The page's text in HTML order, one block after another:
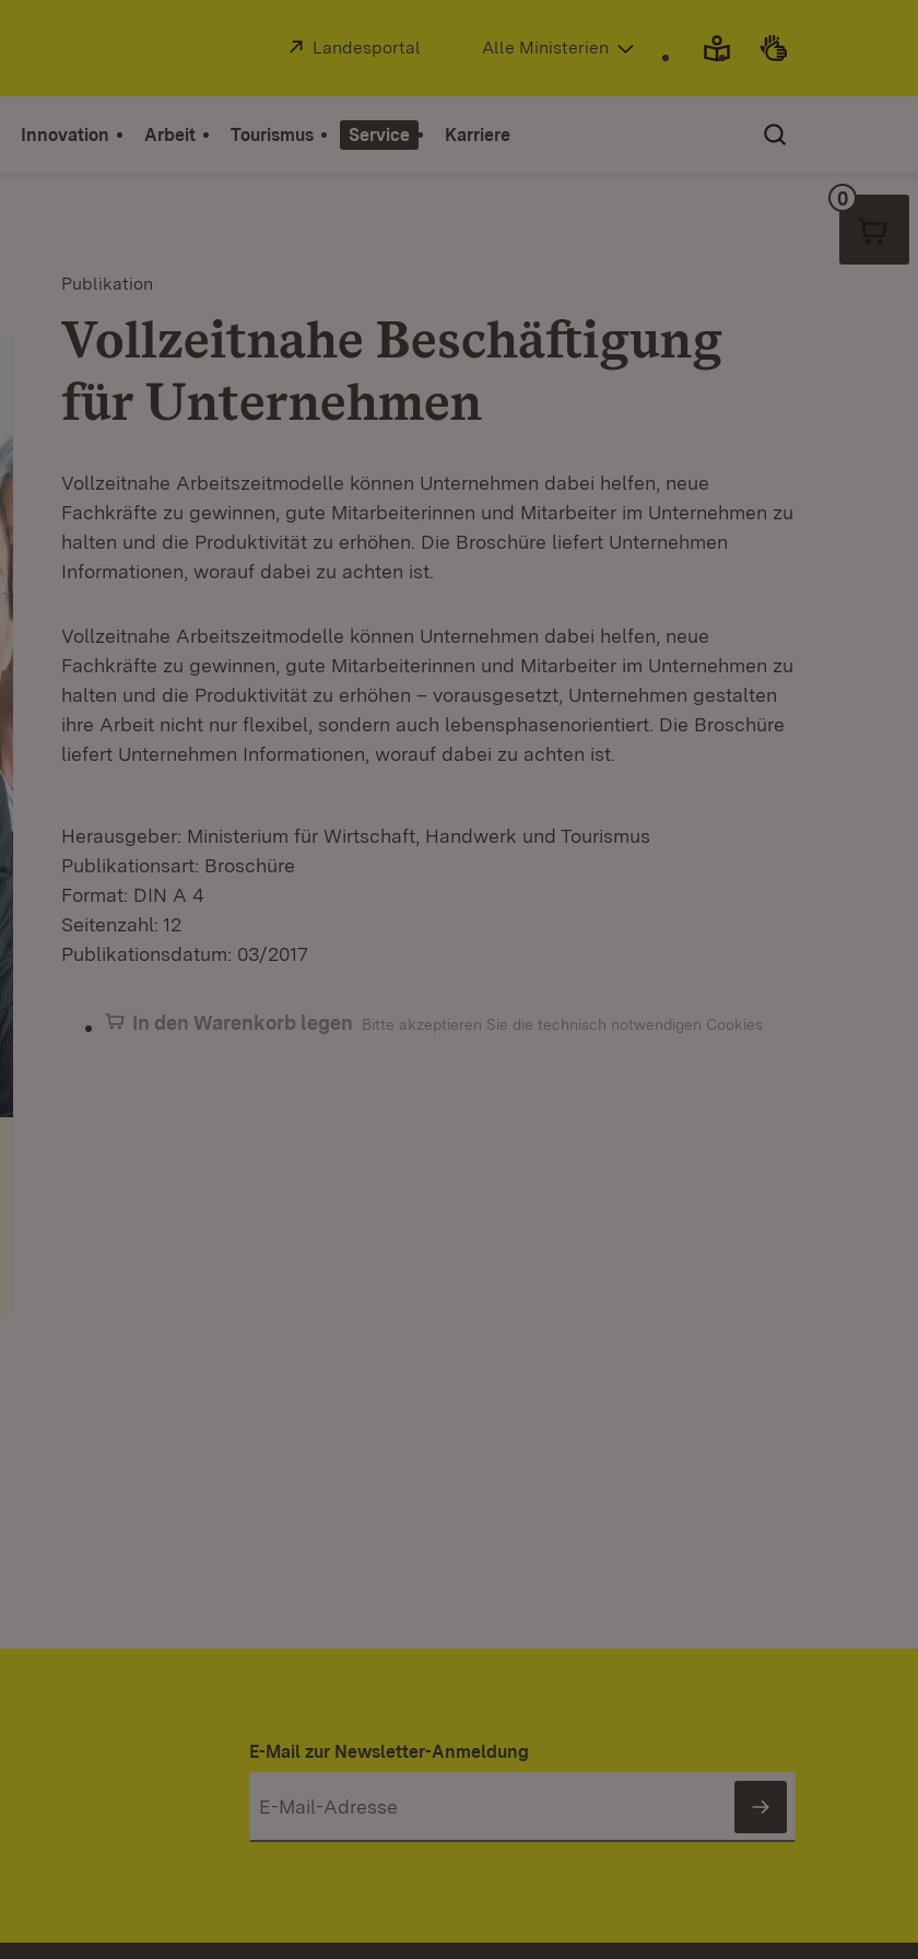
Extern:
Landesportal (Öffnet in neuem Fenster)
Alle Ministerien
Innovation Arbeit Tourismus Service Karriere
Publikation
Vollzeitnahe Beschäftigung
für Unternehmen
Vollzeitnahe Arbeitszeitmodelle können Unternehmen dabei helfen, neue
Fachkräfte zu gewinnen, gute Mitarbeiterinnen und Mitarbeiter im Unternehmen zu
halten und die Produktivität zu erhöhen. Die Broschüre liefert Unternehmen
Informationen, worauf dabei zu achten ist.
Vollzeitnahe Arbeitszeitmodelle können Unternehmen dabei helfen, neue
Fachkräfte zu gewinnen, gute Mitarbeiterinnen und Mitarbeiter im Unternehmen zu
halten und die Produktivität zu erhöhen – vorausgesetzt, Unternehmen gestalten
ihre Arbeit nicht nur flexibel, sondern auch lebensphasenorientiert. Die Broschüre
liefert Unternehmen Informationen, worauf dabei zu achten ist.
Herausgeber: Ministerium für Wirtschaft, Handwerk und Tourismus
Publikationsart: Broschüre
Format: DIN A 4
Seitenzahl: 12
Publikationsdatum: 03/2017
In den Warenkorb legen Bitte akzeptieren Sie die technisch notwendigen Cookies
0
E-Mail zur Newsletter-Anmeldung
Newsletter